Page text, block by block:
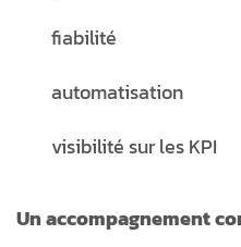
fiabilité
automatisation
visibilité sur les KPI
Un accompagnement